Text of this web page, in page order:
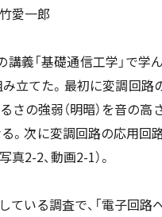
愛一郎
義「基礎通信工学」で
立てた。最初に変調回路
さの強弱（明暗）を音の
。次に変調回路の応用
2-2、動画2-1）。
いる調査で、「電子回